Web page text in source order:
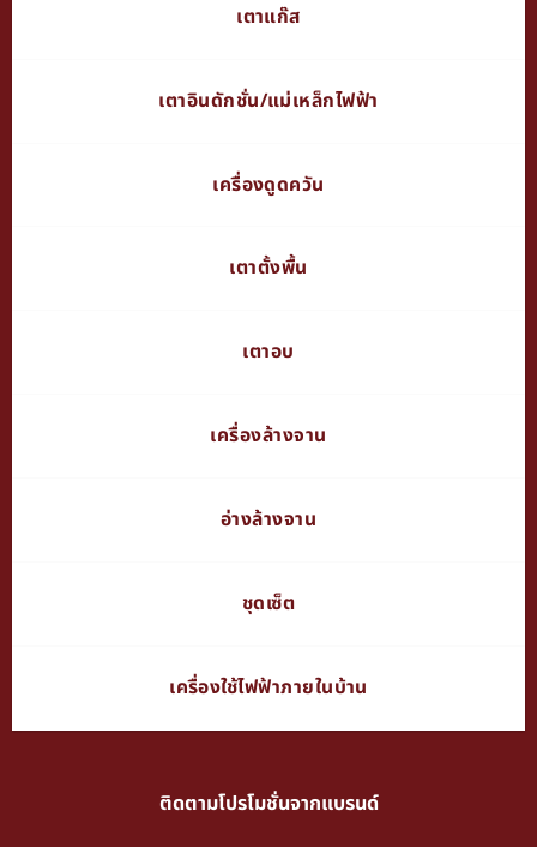
เตาแก๊ส
เตาอินดักชั่น/แม่เหล็กไฟฟ้า
เครื่องดูดควัน
เตาตั้งพื้น
เตาอบ
เครื่องล้างจาน
อ่างล้างจาน
ชุดเซ็ต
เครื่องใช้ไฟฟ้าภายในบ้าน
ติดตามโปรโมชั่นจากแบรนด์